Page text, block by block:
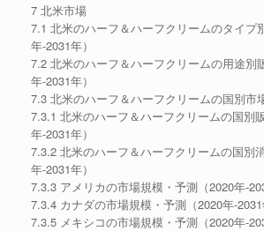
7 北米市場
7.1 北米のハーフ＆ハーフクリームのタイプ
年-2031年）
7.2 北米のハーフ＆ハーフクリームの用途別
年-2031年）
7.3 北米のハーフ＆ハーフクリームの国別市
7.3.1 北米のハーフ＆ハーフクリームの国別
年-2031年）
7.3.2 北米のハーフ＆ハーフクリームの国別
年-2031年）
7.3.3 アメリカの市場規模・予測（2020年-
7.3.4 カナダの市場規模・予測（2020年-2031
7.3.5 メキシコの市場規模・予測（2020年-